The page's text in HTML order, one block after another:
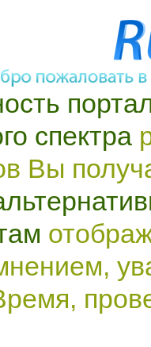
спектра
Вы